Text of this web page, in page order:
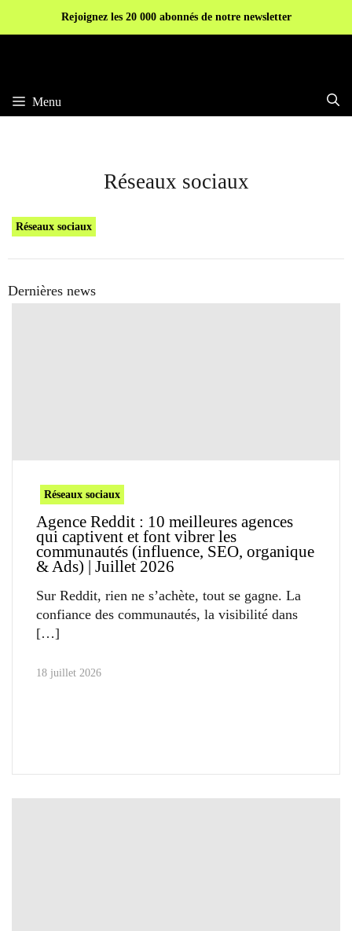
Rejoignez les 20 000 abonnés de notre newsletter
Menu
Réseaux sociaux
Réseaux sociaux
Dernières news
Réseaux sociaux
Agence Reddit : 10 meilleures agences
qui captivent et font vibrer les
communautés (influence, SEO, organique
& Ads) | Juillet 2026
Sur Reddit, rien ne s’achète, tout se gagne. La
confiance des communautés, la visibilité dans
18 juillet 2026